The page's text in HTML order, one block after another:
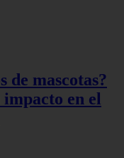
de mascotas?
en el